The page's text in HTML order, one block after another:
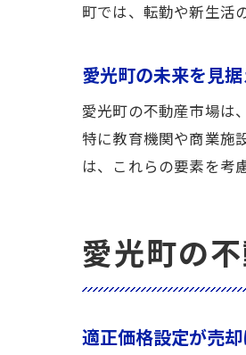
町では、転勤や新生活
愛光町の未来を見
愛光町の不動産市場は
特に教育機関や商業施
は、これらの要素を考
愛光町の
適正価格設定が売